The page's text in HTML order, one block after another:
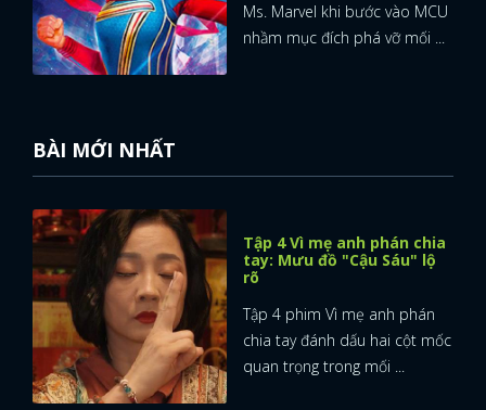
Ms. Marvel khi bước vào MCU
nhầm mục đích phá vỡ mối ...
BÀI MỚI NHẤT
Tập 4 Vì mẹ anh phán chia
tay: Mưu đồ "Cậu Sáu" lộ
rõ
Tập 4 phim Vì mẹ anh phán
chia tay đánh dấu hai cột mốc
quan trọng trong mối ...